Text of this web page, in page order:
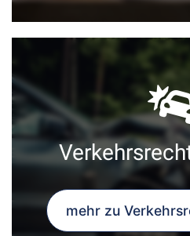
mehr zu